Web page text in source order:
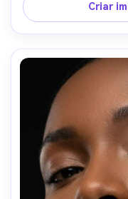
f/1.4,
Criar